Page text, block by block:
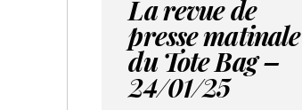
La revue de
presse matinale
du Tote Bag –
24/01/25